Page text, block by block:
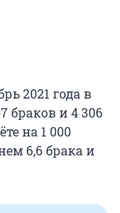
2021 года в
браков и 4 306
на 1 000
6,6 брака и